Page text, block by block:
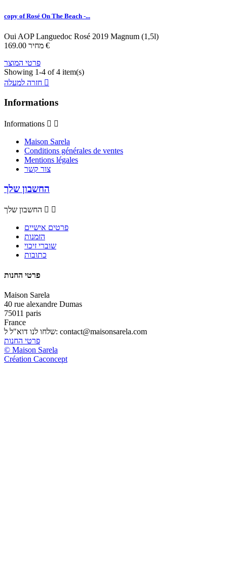
copy of Rosé On The Beach -...
Oui AOP Languedoc Rosé 2019 Magnum (1,5l)
מחיר 169.00 €
פרטי המוצר
Showing 1-4 of 4 item(s)

Informations
Informations  
Maison Sarela
Conditions générales de ventes
Mentions légales
צור קשר
החשבון שלך
החשבון שלך  
פרטים אישיים
הזמנות
שוברי זיכוי
כתובות
פרטי החנות
Maison Sarela
40 rue alexandre Dumas
75011 paris
France
שלחו לנו דוא"ל ל: contact@maisonsarela.com
פרטי החנות
© Maison Sarela
Création Caconcept